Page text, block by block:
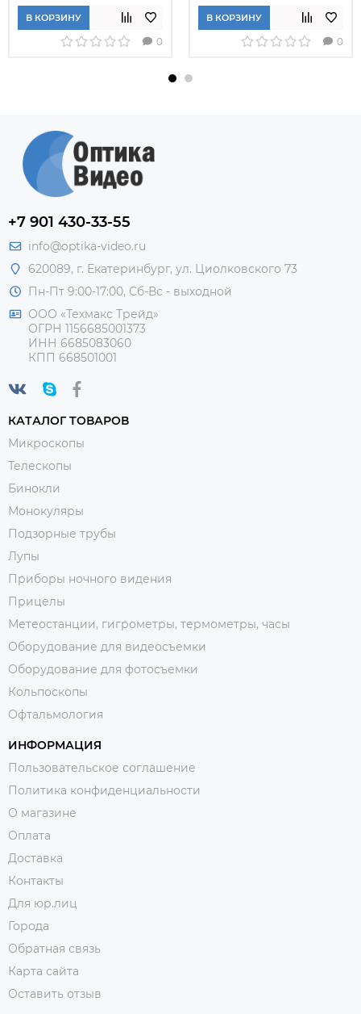
В КОРЗИНУ
0
В КОРЗИНУ
0
+7 901 430-33-55
info@optika-video.ru
620089, г. Екатеринбург, ул. Циолковского 73
Пн-Пт 9:00-17:00, Сб-Вс - выходной
ООО «Техмакс Трейд»
ОГРН 1156685001373
ИНН 6685083060
КПП 668501001
КАТАЛОГ ТОВАРОВ
Микроскопы
Телескопы
Бинокли
Монокуляры
Подзорные трубы
Лупы
Приборы ночного видения
Прицелы
Метеостанции, гигрометры, термометры, часы
Оборудование для видеосъемки
Оборудование для фотосъемки
Кольпоскопы
Офтальмология
ИНФОРМАЦИЯ
Пользовательское соглашение
Политика конфиденциальности
О магазине
Оплата
Доставка
Контакты
Для юр.лиц
Города
Обратная связь
Карта сайта
Оставить отзыв